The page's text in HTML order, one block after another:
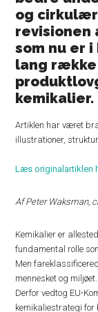
og
revisionen
som nu er
lang
kemikalier.
Artiklen har været
illustrationer,
Læs originalartiklen
Af Peter Waksman,
Kemikalier er
fundamental rolle
Men
mennesket og miljøet.
Derfor vedtog EU-
kemikaliestrategi